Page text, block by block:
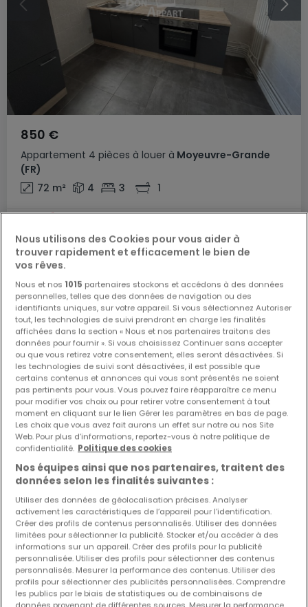
Appartement 4 pièces à louer à Moyeuvre-Grande
(FR)
850 €
72 m² 4 3 1
Appartement 5 pièces à vendre àHagondange(FR)
198 000 €
78 m² 5 3 1
Nous utilisons des Cookies pour vous aider à
trouver rapidement et efficacement le bien de
vos rêves.
Nous et nos 1015 partenaires stockons et accédons à des données
personnelles, telles que des données de navigation ou des
identifiants uniques, sur votre appareil. Si vous sélectionnez Autoriser
tout, les technologies de suivi prendront en charge les finalités
affichées dans la section « Nous et nos partenaires traitons des
données pour fournir ». Si vous choisissez Continuer sans accepter
ou que vous retirez votre consentement, elles seront désactivées. Si
les technologies de suivi sont désactivées, il est possible que
certains contenus et annonces qui vous sont présentés ne soient
pas pertinents pour vous. Vous pouvez faire réapparaître ce menu
pour modifier vos choix ou pour retirer votre consentement à tout
moment en cliquant sur le lien Gérer les paramètres en bas de page.
Les choix que vous avez fait aurons un effet sur notre ou nos Site
Web. Pour plus d’informations, reportez-vous à notre politique de
confidentialité. Politique des cookies
Nos équipes ainsi que nos partenaires, traitent des
données selon les finalités suivantes :
Utiliser des données de géolocalisation précises. Analyser
activement les caractéristiques de l’appareil pour l’identification.
Créer des profils de contenus personnalisés. Utiliser des données
limitées pour sélectionner la publicité. Stocker et/ou accéder à des
informations sur un appareil. Créer des profils pour la publicité
personnalisée. Utiliser des profils pour sélectionner des contenus
personnalisés. Mesurer la performance des contenus. Utiliser des
profils pour sélectionner des publicités personnalisées. Comprendre
les publics par le biais de statistiques ou de combinaisons de